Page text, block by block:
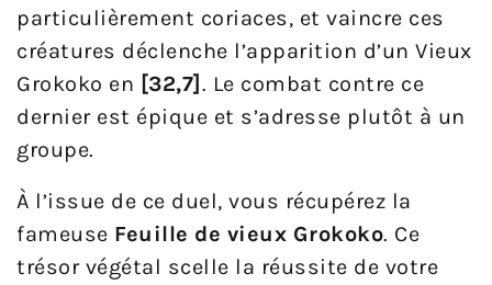
particulièrement coriaces, et vaincre ces
créatures déclenche l’apparition d’un Vieux
Grokoko en [32,7] . Le combat contre ce
dernier est épique et s’adresse plutôt à un
groupe.
À l’issue de ce duel, vous récupérez la
fameuse Feuille de vieux Grokoko. Ce
trésor végétal scelle la réussite de votre